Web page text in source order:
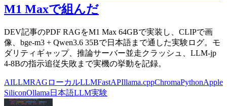
M1 Maxで組んだ
DEV記事のPDF RAGをM1 Max 64GBで実装し、CLIPで画
像、bge-m3 + Qwen3.6 35Bで日本語まで通した実験ログ。モ
ダリティギャップ、推論サーバー並走クラッシュ、LLM-jp
4-8Bの指示追従失敗まで実機の挙動を記録。
AILLMRAG ローカルLLMFastAPIllama.cppChromaPythonApple
SiliconOllama 日本語LLM実験